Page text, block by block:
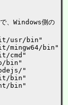
、Windows側の
usr/bin"
mingw64/bin"
cmd"
bin"
"
bin"
bin"